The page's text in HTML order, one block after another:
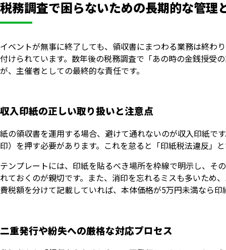
税務調査で困らないための長期的な管理
イベントが無事に終了しても、領収書にまつわる業務は終わ
付けられています。数年後の税務調査で「あの時の金銭授受
が、主催者としての最終的な責任です。
収入印紙の正しい取り扱いと注意点
紙の領収書を運用する場合、避けて通れないのが収入印紙で
印）を押す必要があります。これを怠ると「印紙税法違反」
テンプレートには、印紙を貼るべき場所を枠線で明示し、そ
れておくのが親切です。また、消印を忘れるミスも多いため
費税額を分けて記載していれば、本体価格が5万円未満なら
二重発行や紛失への厳格な対応プロセス